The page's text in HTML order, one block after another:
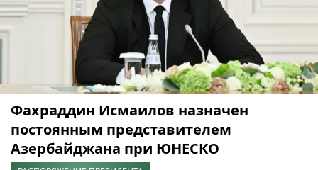
Фахраддин Исмаилов назначен
постоянным представителем
Азербайджана при ЮНЕСКО